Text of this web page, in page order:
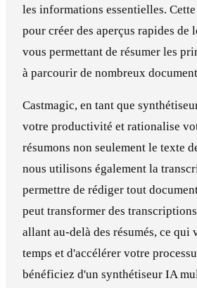
les informations essentielles.
pour créer des aperçus rapides de
vous permettant de résumer les
à parcourir de nombreux
Castmagic, en tant que
votre productivité et rationalise
résumons non seulement le texte
nous utilisons également la
permettre de rédiger tout
peut transformer des
allant au-delà des résumés, ce qui
temps et d'accélérer votre
bénéficiez d'un synthétiseur IA